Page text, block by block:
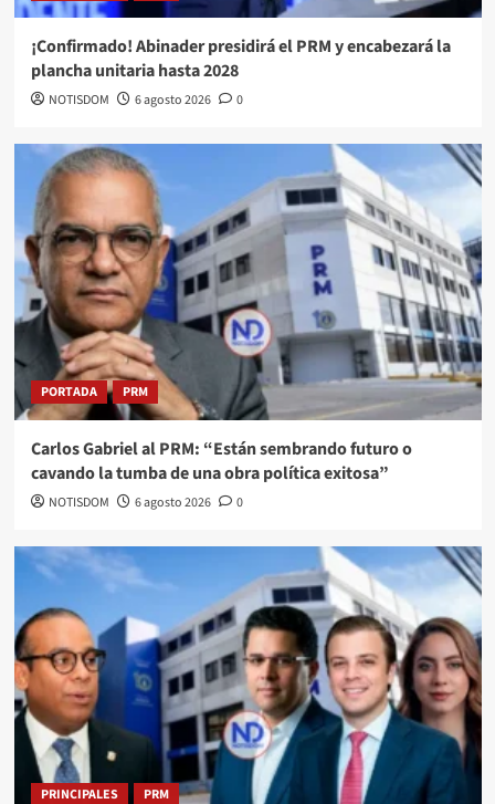
¡Confirmado! Abinader presidirá el PRM y encabezará la
plancha unitaria hasta 2028
NOTISDOM 6 agosto 2026 0
PORTADA PRM
Carlos Gabriel al PRM: “Están sembrando futuro o
cavando la tumba de una obra política exitosa”
NOTISDOM 6 agosto 2026 0
PRINCIPALES PRM